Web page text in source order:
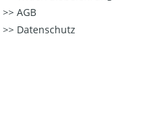
AGB
Datenschutz